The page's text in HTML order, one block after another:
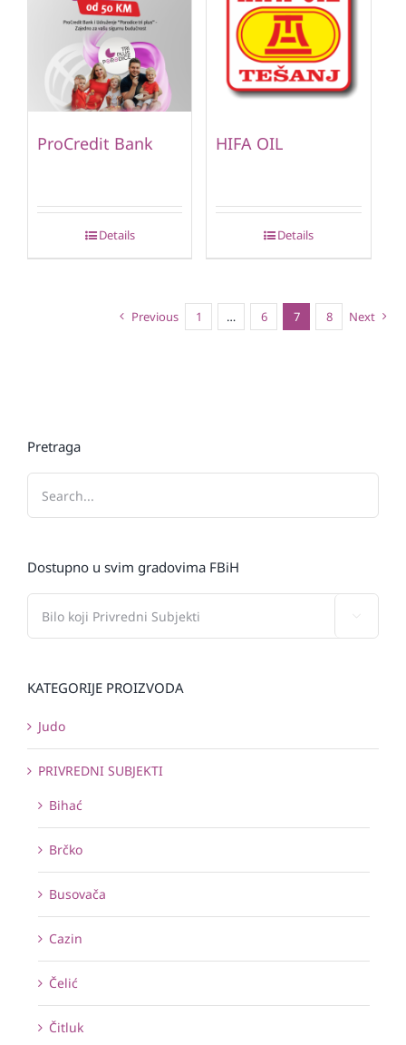
ProCredit Bank
Details
HIFA OIL
Details
Previous 1 … 6 7 8 Next
Pretraga
Dostupno u svim gradovima FBiH
KATEGORIJE PROIZVODA
Judo
PRIVREDNI SUBJEKTI
Bihać
Brčko
Busovača
Cazin
Čelić
Čitluk